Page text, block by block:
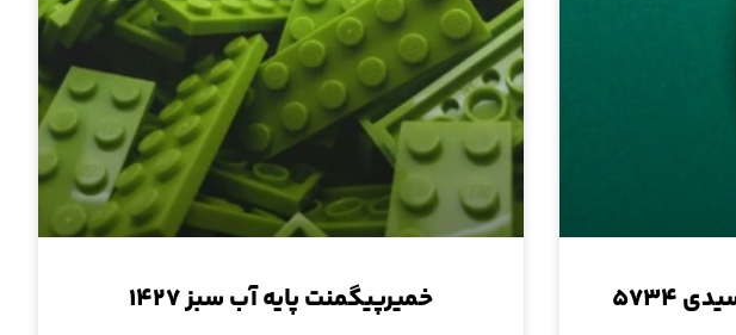
۵۷۳۴ خمیرپیگمنت پایه آب سبز ۱۴۲۷